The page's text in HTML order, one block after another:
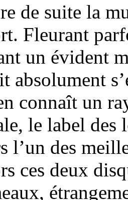
de suite la
Fleurant
un évident
absolument
connaît un
le label des
l’un des
ces deux